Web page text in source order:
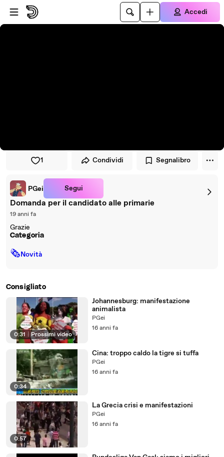
Vai al lettore
Passa al contenuto principale
Accedi
1 Condividi Segnalibro
PGei Segui
Domanda per il candidato alle primarie
19 anni fa
Grazie
Categoria
🗞Novità
Consigliato
0:31 Prossimi video
Johannesburg: manifestazione
animalista
PGei
16 anni fa
0:34
Cina: troppo caldo la tigre si tuffa
PGei
16 anni fa
0:57
La Grecia crisi e manifestazioni
PGei
16 anni fa